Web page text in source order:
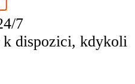
7
k dispozici, kdykoli